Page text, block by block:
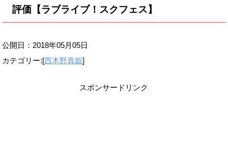
評価【ラブライブ！スクフェス】
公開日： 2018年05月05日
カテゴリー:[西木野真姫]
スポンサードリンク